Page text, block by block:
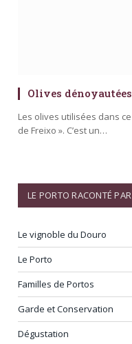
Olives dénoyautées
Les olives utilisées dans
de Freixo ». C’est un…
LE PORTO RACONTÉ
Le vignoble du Douro
Le Porto
Familles de Portos
Garde et Conservation
Dégustation